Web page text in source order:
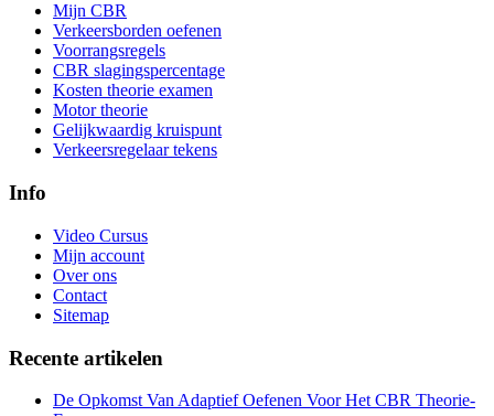
Mijn CBR
Verkeersborden oefenen
Voorrangsregels
CBR slagingspercentage
Kosten theorie examen
Motor theorie
Gelijkwaardig kruispunt
Verkeersregelaar tekens
Info
Video Cursus
Mijn account
Over ons
Contact
Sitemap
Recente artikelen
De Opkomst Van Adaptief Oefenen Voor Het CBR Theorie-